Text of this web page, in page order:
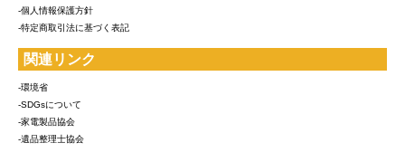
-個人情報保護方針
-特定商取引法に基づく表記
関連リンク
-環境省
-SDGsについて
-家電製品協会
-遺品整理士協会